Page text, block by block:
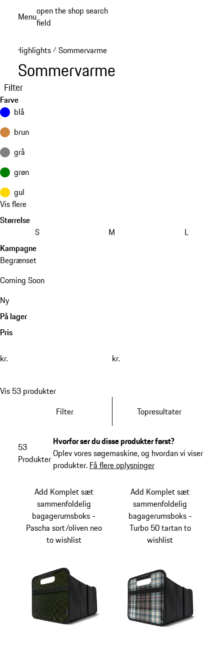
Menuopen the shop search
field
Highlights / Sommervarme
Sommervarme
Filter
Farve
blå
brun
grå
grøn
gul
Vis flere
Størrelse
S
M
L
Kampagne
Begrænset
Coming Soon
Ny
På lager
Pris
kr. kr.
Vis 53 produkter
Filter
Topresultater
53
Produkter
Hvorfor ser du disse produkter først?
Oplev vores søgemaskine, og hvordan vi viser
produkter. Få flere oplysninger
Add Komplet sæt
sammenfoldelig
bagagerumsboks -
Pascha sort/oliven neo
to wishlist
Add Komplet sæt
sammenfoldelig
bagagerumsboks -
Turbo 50 tartan to
wishlist